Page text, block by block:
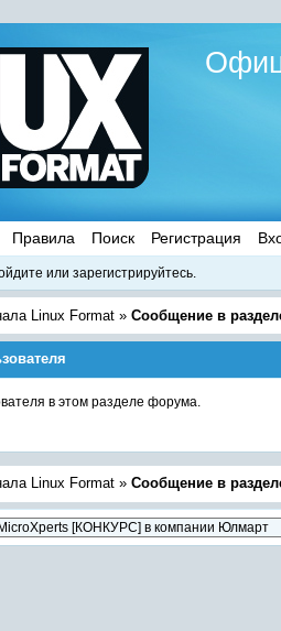
Правила Поиск Регистрация
или зарегистрируйтесь.
Linux Format »Сообщение в
в этом разделе форума.
Linux Format »Сообщение в